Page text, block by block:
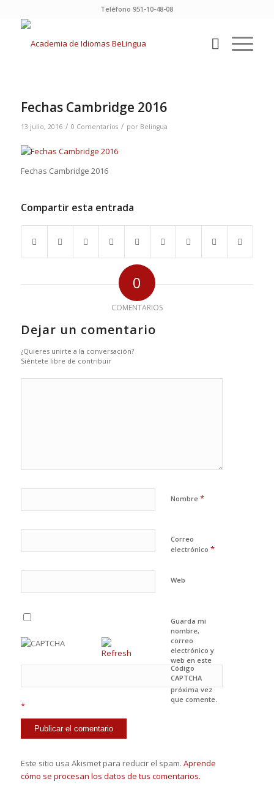
Teléfono 951-10-48-08
Fechas Cambridge 2016
13 julio, 2016 / 0 Comentarios / por Belingua
Fechas Cambridge 2016
Compartir esta entrada
0
COMENTARIOS
Dejar un comentario
¿Quieres unirte a la conversación?
Siéntete libre de contribuir
Nombre *
Correo
electrónico *
Web
Guarda mi
nombre,
correo
electrónico y
web en este
navegador
para la
próxima vez
que comente.
Código
CAPTCHA
*
Este sitio usa Akismet para reducir el spam. Aprende
cómo se procesan los datos de tus comentarios.